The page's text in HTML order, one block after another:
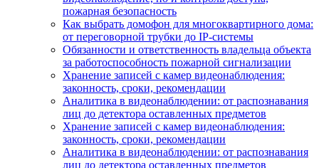
пожарная безопасность
Как выбрать домофон для многоквартирного дома:
от переговорной трубки до IP-системы
Обязанности и ответственность владельца объекта
за работоспособность пожарной сигнализации
Хранение записей с камер видеонаблюдения:
законность, сроки, рекомендации
Аналитика в видеонаблюдении: от распознавания
лиц до детектора оставленных предметов
Хранение записей с камер видеонаблюдения:
законность, сроки, рекомендации
Аналитика в видеонаблюдении: от распознавания
лиц до детектора оставленных предметов